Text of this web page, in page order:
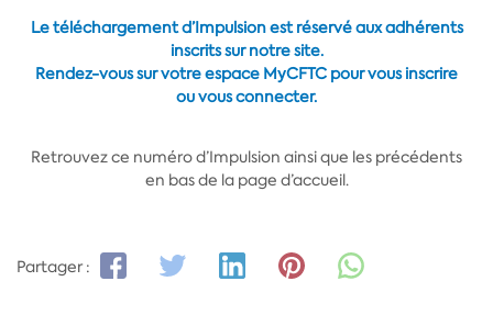
Le téléchargement d’Impulsion est réservé aux adhérents
inscrits sur notre site.
Rendez-vous sur votre espace MyCFTC pour vous inscrire
ou vous connecter.
Retrouvez ce numéro d’Impulsion ainsi que les précédents
en bas de la page d’accueil.
Partager :